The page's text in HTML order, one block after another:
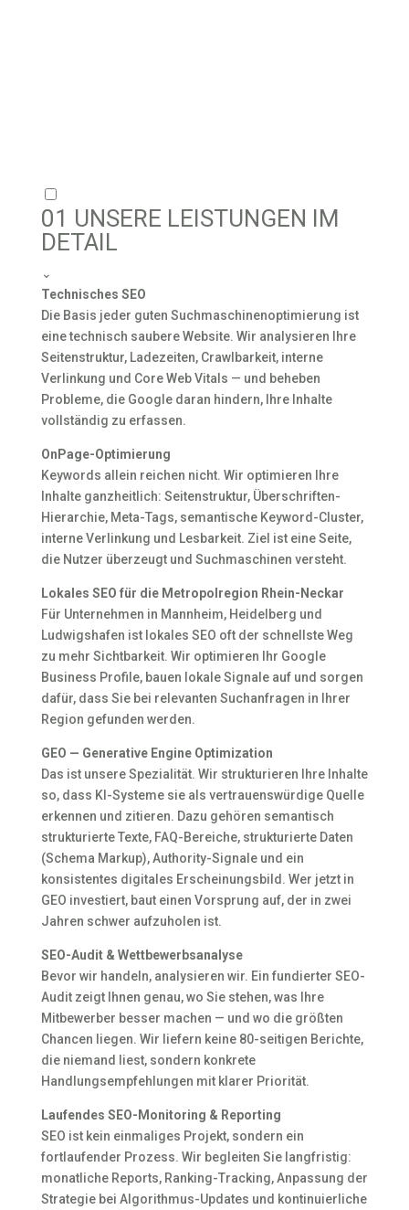
01 UNSERE LEISTUNGEN IM
DETAIL
⌄
Technisches SEO
Die Basis jeder guten Suchmaschinenoptimierung ist
eine technisch saubere Website. Wir analysieren Ihre
Seitenstruktur, Ladezeiten, Crawlbarkeit, interne
Verlinkung und Core Web Vitals — und beheben
Probleme, die Google daran hindern, Ihre Inhalte
vollständig zu erfassen.
OnPage-Optimierung
Keywords allein reichen nicht. Wir optimieren Ihre
Inhalte ganzheitlich: Seitenstruktur, Überschriften-
Hierarchie, Meta-Tags, semantische Keyword-Cluster,
interne Verlinkung und Lesbarkeit. Ziel ist eine Seite,
die Nutzer überzeugt und Suchmaschinen versteht.
Lokales SEO für die Metropolregion Rhein-Neckar
Für Unternehmen in Mannheim, Heidelberg und
Ludwigshafen ist lokales SEO oft der schnellste Weg
zu mehr Sichtbarkeit. Wir optimieren Ihr Google
Business Profile, bauen lokale Signale auf und sorgen
dafür, dass Sie bei relevanten Suchanfragen in Ihrer
Region gefunden werden.
GEO — Generative Engine Optimization
Das ist unsere Spezialität. Wir strukturieren Ihre Inhalte
so, dass KI-Systeme sie als vertrauenswürdige Quelle
erkennen und zitieren. Dazu gehören semantisch
strukturierte Texte, FAQ-Bereiche, strukturierte Daten
(Schema Markup), Authority-Signale und ein
konsistentes digitales Erscheinungsbild. Wer jetzt in
GEO investiert, baut einen Vorsprung auf, der in zwei
Jahren schwer aufzuholen ist.
SEO-Audit & Wettbewerbsanalyse
Bevor wir handeln, analysieren wir. Ein fundierter SEO-
Audit zeigt Ihnen genau, wo Sie stehen, was Ihre
Mitbewerber besser machen — und wo die größten
Chancen liegen. Wir liefern keine 80-seitigen Berichte,
die niemand liest, sondern konkrete
Handlungsempfehlungen mit klarer Priorität.
Laufendes SEO-Monitoring & Reporting
SEO ist kein einmaliges Projekt, sondern ein
fortlaufender Prozess. Wir begleiten Sie langfristig:
monatliche Reports, Ranking-Tracking, Anpassung der
Strategie bei Algorithmus-Updates und kontinuierliche